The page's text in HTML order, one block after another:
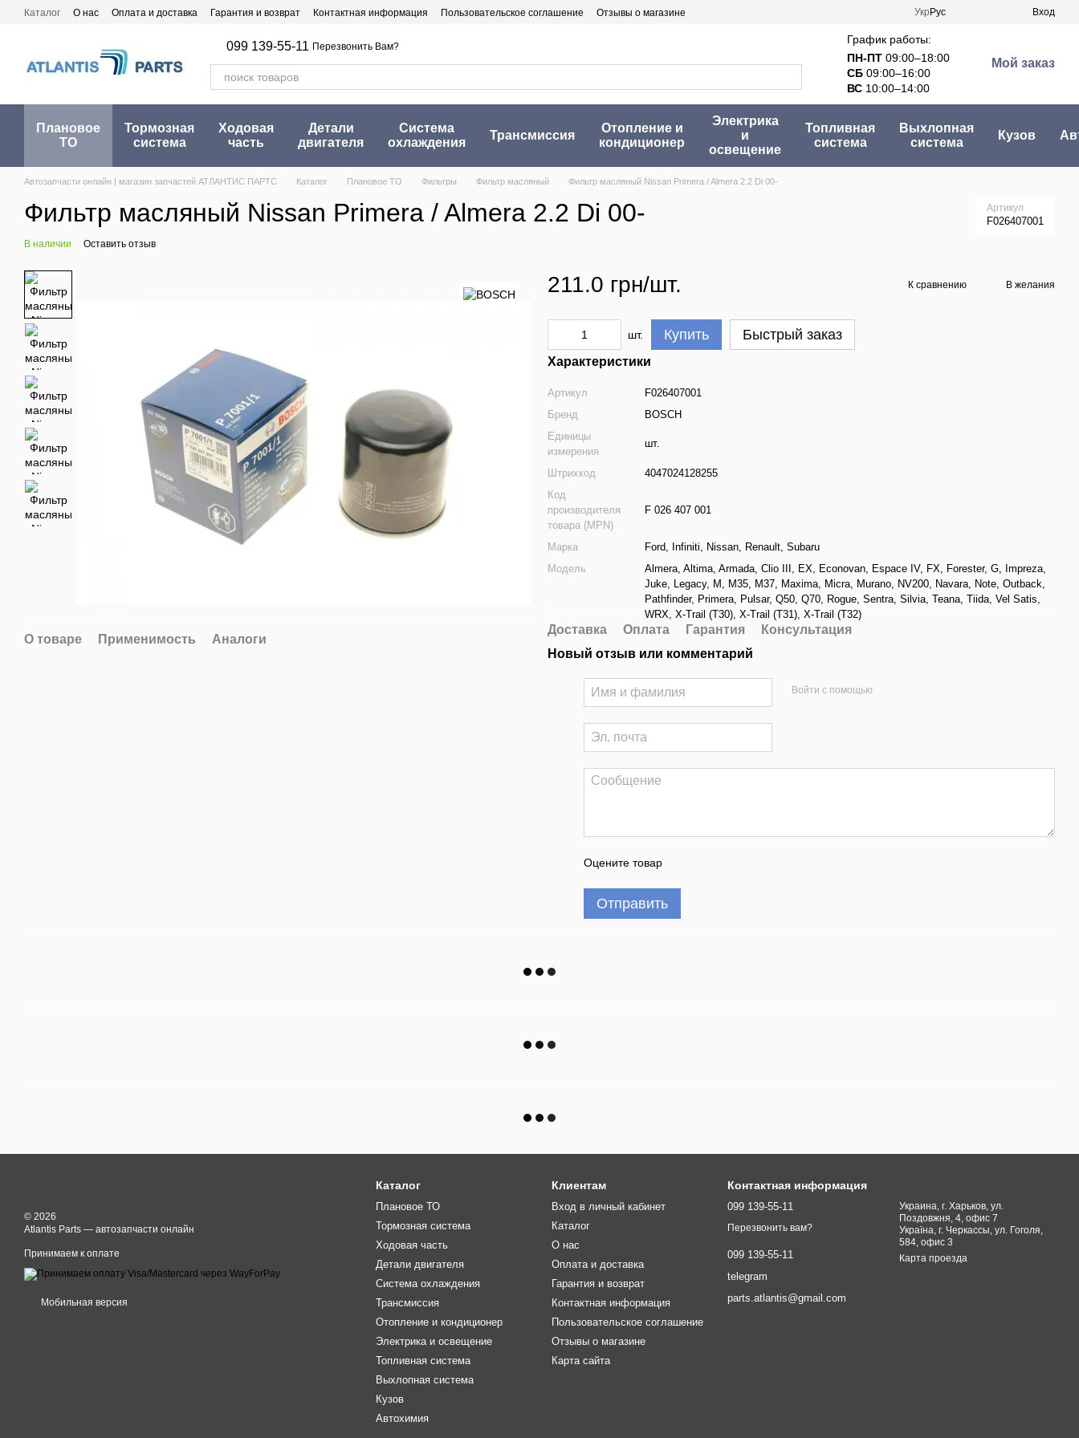
Перейти к основному контенту
Каталог О нас Оплата и доставка Гарантия и возврат Контактная информация Пользовательское соглашение Отзывы о магазине Укр Рус Вход
099 139-55-11 Перезвонить Вам?
График работы:
ПН-ПТ 09:00–18:00
СБ 09:00–16:00
ВС 10:00–14:00
Мой заказ
Плановое
ТО
Тормозная
система
Ходовая
часть
Детали
двигателя
Система
охлаждения
Трансмиссия
Отопление и
кондиционер
Электрика
и
освещение
Топливная
система
Выхлопная
система
Кузов
Автозапчасти онлайн | магазин запчастей АТЛАНТИС ПАРТС Каталог Плановое ТО Фильтры Фильтр масляный Фильтр масляный Nissan Primera / Almera 2.2 Di 00-
Фильтр масляный Nissan Primera / Almera 2.2 Di 00- Артикул
F026407001
В наличии Оставить отзыв
О товаре Применимость Аналоги
211.0 грн/шт. К сравнению В желания
шт. Купить Быстрый заказ
Характеристики
Артикул
F026407001
Бренд
BOSCH
Единицы
измерения
шт.
Штрихкод
4047024128255
Код
производителя
товара (MPN)
F 026 407 001
Марка Ford, Infiniti, Nissan, Renault, Subaru
Модель
Almera, Altima, Armada, Clio III , EX, Econovan, Espace IV, FX, Forester, G, Impreza,
Juke, Legacy, M , M35, M37, Maxima, Micra, Murano, NV200, Navara, Note, Outback,
Pathfinder, Primera, Pulsar, Q50, Q70, Rogue, Sentra, Silvia, Teana, Tiida, Vel Satis,
WRX, X-Trail (T30), X-Trail (T31), X-Trail (T32)
Доставка Оплата Гарантия
Консультация
Новый отзыв или комментарий
Войти с помощью
Оцените товар
Отправить
© 2026
Atlantis Parts — автозапчасти онлайн
Принимаем к оплате
Мобильная версия
Каталог
Плановое ТО
Тормозная система
Ходовая часть
Детали двигателя
Система охлаждения
Трансмиссия
Отопление и кондиционер
Электрика и освещение
Топливная система
Выхлопная система
Кузов
Автохимия
Клиентам
Вход в личный кабинет
Каталог
О нас
Оплата и доставка
Гарантия и возврат
Контактная информация
Пользовательское соглашение
Отзывы о магазине
Карта сайта
Контактная информация
099 139-55-11
Перезвонить вам?
099 139-55-11
telegram
parts.atlantis@gmail.com
Украина, г. Харьков, ул.
Поздовжня, 4, офис 7
Україна, г. Черкассы, ул. Гоголя,
584, офис 3
Карта проезда